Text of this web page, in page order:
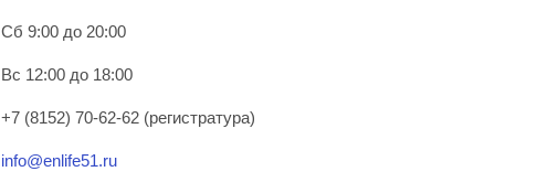
Сб 9:00 до 20:00
Вс 12:00 до 18:00
+7 (8152) 70-62-62 (регистратура)
info@enlife51.ru